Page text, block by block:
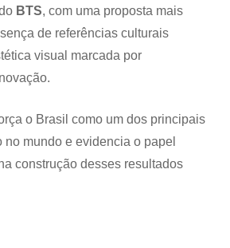
BTS, com uma proposta mais
de referências culturais
visual marcada por
o Brasil como um dos principais
no mundo e evidencia o papel
construção desses resultados